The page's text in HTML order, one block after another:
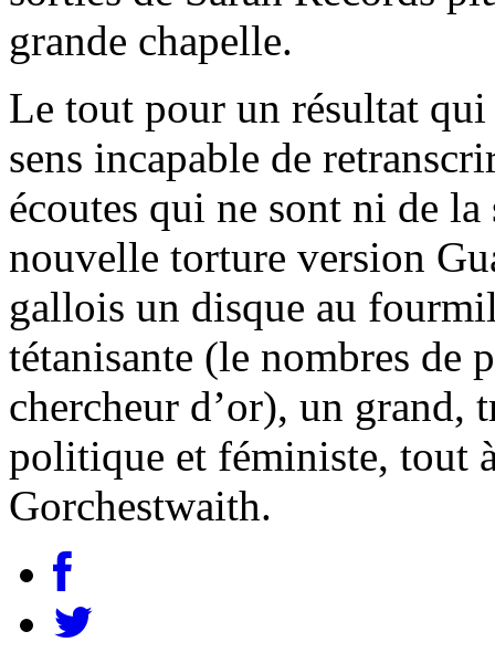
grande chapelle.
Le tout pour un résultat
sens incapable de
écoutes qui ne sont ni de
nouvelle torture version
gallois un disque au
tétanisante (le nombres de
chercheur d’or), un grand,
politique et féministe, tout
Gorchestwaith.